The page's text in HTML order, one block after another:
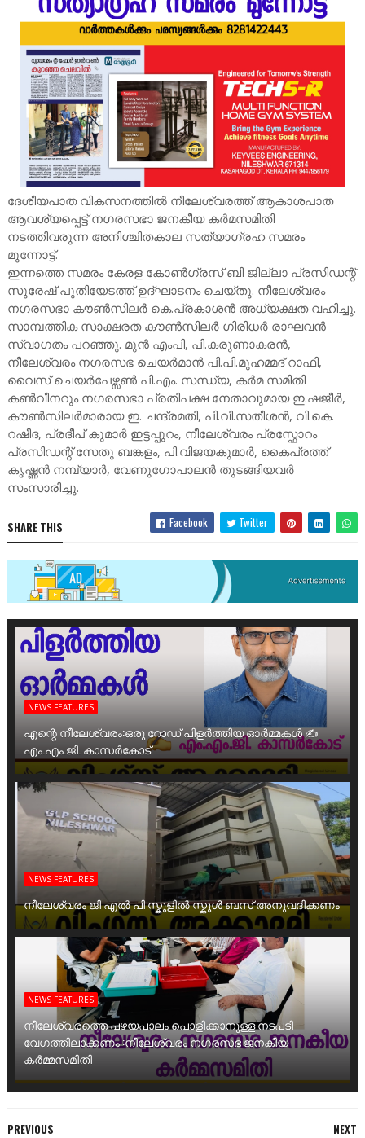
ദേശീയപാത വികസനത്തിൽ നീലേശ്വരത്ത് ആകാശപാത
ആവശ്യപ്പെട്ട് നഗരസഭാ ജനകീയ കർമസമിതി
നടത്തിവരുന്ന അനിശ്ചിതകാല സത്യാഗ്രഹ സമരം
മുന്നോട്ട്.
ഇന്നത്തെ സമരം കേരള കോൺഗ്രസ് ബി ജില്ലാ പ്രസിഡന്റ്
സുരേഷ് പുതിയേടത്ത് ഉദ്ഘാടനം ചെയ്തു. നീലേശ്വരം
നഗരസഭാ കൗൺസിലർ കെ.പ്രകാശൻ അധ്യക്ഷത വഹിച്ചു.
സാമ്പത്തിക സാക്ഷരത കൗൺസിലർ ഗിരിധർ രാഘവൻ
സ്വാഗതം പറഞ്ഞു. മുൻ എംപി, പി.കരുണാകരൻ,
നീലേശ്വരം നഗരസഭ ചെയർമാൻ പി.പി.മുഹമ്മദ് റാഫി,
വൈസ് ചെയർപേഴ്സൺ പി.എം. സന്ധ്യ, കർമ സമിതി
കൺവീനറും നഗരസഭാ പ്രതിപക്ഷ നേതാവുമായ ഇ.ഷജീർ,
കൗൺസിലർമാരായ ഇ. ചന്ദ്രമതി, പി.വി.സതീശൻ, വി.കെ.
റഷീദ, പ്രദീപ് കുമാർ ഇട്ടപ്പുറം, നീലേശ്വരം പ്രസ്ഫോറം
പ്രസിഡന്റ് സേതു ബങ്കളം, പി.വിജയകുമാർ, കൈപ്രത്ത്
കൃഷ്ണൻ നമ്പ്യാർ, വേണുഗോപാലൻ തുടങ്ങിയവർ
സംസാരിച്ചു.
SHARE THIS Facebook Twitter
NEWS FEATURES
എന്റെ നീലേശ്വരം:ഒരു റോഡ് പിളർത്തിയ ഓർമ്മകൾ ✍️
എം.എം.ജി. കാസർകോട്
NEWS FEATURES
നീലേശ്വരം ജി എൽ പി സ്കൂളിൽ സ്കൂൾ ബസ് അനുവദിക്കണം
NEWS FEATURES
നീലേശ്വരത്തെ പഴയപാലം പൊളിക്കാനുള്ള നടപടി
വേഗത്തിലാക്കണം :നീലേശ്വരം നഗരസഭ ജനകീയ
കർമ്മസമിതി
NEXT
PREVIOUS